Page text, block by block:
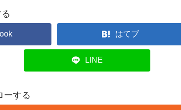
はてブ
LINE
ーする